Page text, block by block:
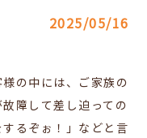
2025/05/16
の中には、ご家族の
障して差し迫っての
るぞぉ！」などと言